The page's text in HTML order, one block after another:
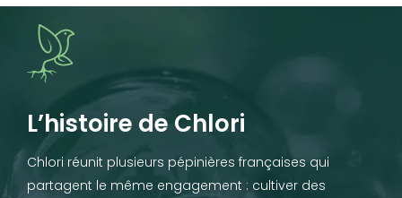
L’histoire de Chlori
Chlori réunit plusieurs pépinières françaises qui
partagent le même engagement : cultiver des